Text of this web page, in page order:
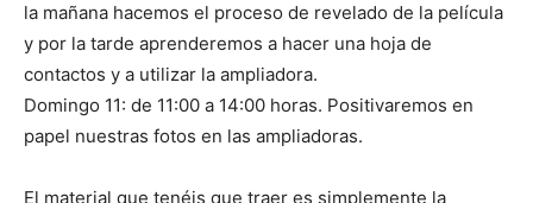
la mañana hacemos el proceso de revelado de la película
y por la tarde aprenderemos a hacer una hoja de
contactos y a utilizar la ampliadora.
Domingo 11: de 11:00 a 14:00 horas. Positivaremos en
papel nuestras fotos en las ampliadoras.
El material que tenéis que traer es simplemente la